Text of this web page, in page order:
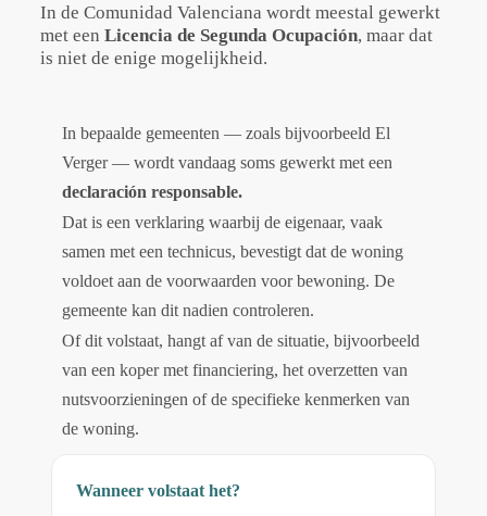
In de Comunidad Valenciana wordt meestal gewerkt
met een Licencia de Segunda Ocupación, maar dat
is niet de enige mogelijkheid.
In bepaalde gemeenten — zoals bijvoorbeeld El
Verger — wordt vandaag soms gewerkt met een
declaración responsable.
Dat is een verklaring waarbij de eigenaar, vaak
samen met een technicus, bevestigt dat de woning
voldoet aan de voorwaarden voor bewoning. De
gemeente kan dit nadien controleren.
Of dit volstaat, hangt af van de situatie, bijvoorbeeld
van een koper met financiering, het overzetten van
nutsvoorzieningen of de specifieke kenmerken van
de woning.
Wanneer volstaat het?